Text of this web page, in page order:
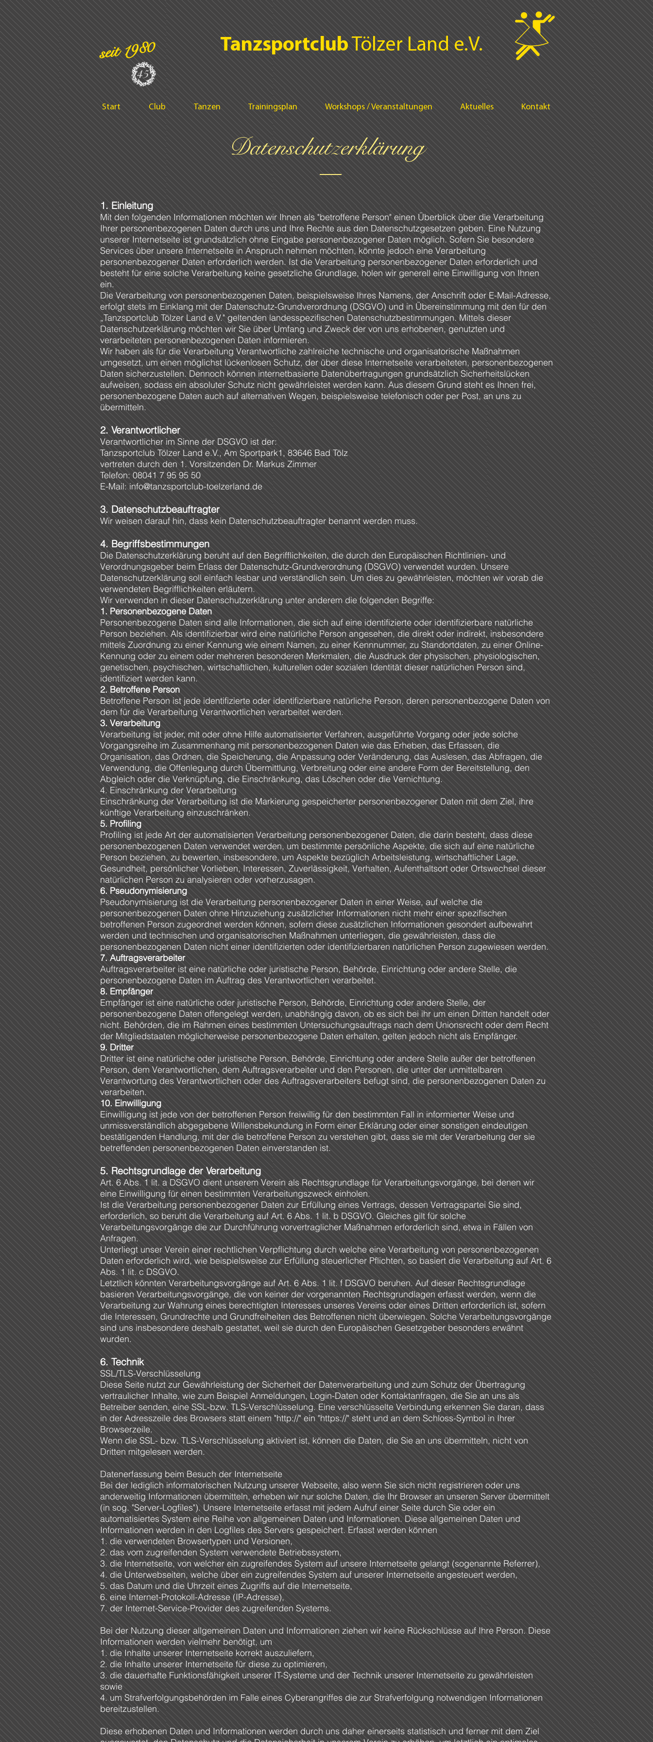
TanzsportclubTölzer Land e.V.
seit 1980
45
Start Club Tanzen Trainingsplan Workshops / Veranstaltungen Aktuelles Kontakt
Datenschutzerklärung
1. Einleitung
Mit den folgenden Informationen möchten wir Ihnen als "betroffene Person" einen Überblick über die Verarbeitung
Ihrer personenbezogenen Daten durch uns und Ihre Rechte aus den Datenschutzgesetzen geben. Eine Nutzung
unserer Internetseite ist grundsätzlich ohne Eingabe personenbezogener Daten möglich. Sofern Sie besondere
Services über unsere Internetseite in Anspruch nehmen möchten, könnte jedoch eine Verarbeitung
personenbezogener Daten erforderlich werden. Ist die Verarbeitung personenbezogener Daten erforderlich und
besteht für eine solche Verarbeitung keine gesetzliche Grundlage, holen wir generell eine Einwilligung von Ihnen
ein.
Die Verarbeitung von personenbezogenen Daten, beispielsweise Ihres Namens, der Anschrift oder E-Mail-Adresse,
erfolgt stets im Einklang mit der Datenschutz-Grundverordnung (DSGVO) und in Übereinstimmung mit den für den
„Tanzsportclub Tölzer Land e.V." geltenden landesspezifischen Datenschutzbestimmungen. Mittels dieser
Datenschutzerklärung möchten wir Sie über Umfang und Zweck der von uns erhobenen, genutzten und
verarbeiteten personenbezogenen Daten informieren.
Wir haben als für die Verarbeitung Verantwortliche zahlreiche technische und organisatorische Maßnahmen
umgesetzt, um einen möglichst lückenlosen Schutz, der über diese Internetseite verarbeiteten, personenbezogenen
Daten sicherzustellen. Dennoch können internetbasierte Datenübertragungen grundsätzlich Sicherheitslücken
aufweisen, sodass ein absoluter Schutz nicht gewährleistet werden kann. Aus diesem Grund steht es Ihnen frei,
personenbezogene Daten auch auf alternativen Wegen, beispielsweise telefonisch oder per Post, an uns zu
übermitteln.
2. Verantwortlicher
Verantwortlicher im Sinne der DSGVO ist der:
Tanzsportclub Tölzer Land e.V., Am Sportpark1, 83646 Bad Tölz
vertreten durch den 1. Vorsitzenden Dr. Markus Zimmer
Telefon: 08041 7 95 95 50
E-Mail:info@tanzsportclub-toelzerland.de
3. Datenschutzbeauftragter
Wir weisen darauf hin, dass kein Datenschutzbeauftragter benannt werden muss.
4. Begriffsbestimmungen
Die Datenschutzerklärung beruht auf den Begrifflichkeiten, die durch den Europäischen Richtlinien- und
Verordnungsgeber beim Erlass der Datenschutz-Grundverordnung (DSGVO) verwendet wurden. Unsere
Datenschutzerklärung soll einfach lesbar und verständlich sein. Um dies zu gewährleisten, möchten wir vorab die
verwendeten Begrifflichkeiten erläutern.
Wir verwenden in dieser Datenschutzerklärung unter anderem die folgenden Begriffe:
1. Personenbezogene Daten
Personenbezogene Daten sind alle Informationen, die sich auf eine identifizierte oder identifizierbare natürliche
Person beziehen. Als identifizierbar wird eine natürliche Person angesehen, die direkt oder indirekt, insbesondere
mittels Zuordnung zu einer Kennung wie einem Namen, zu einer Kennnummer, zu Standortdaten, zu einer Online-
Kennung oder zu einem oder mehreren besonderen Merkmalen, die Ausdruck der physischen, physiologischen,
genetischen, psychischen, wirtschaftlichen, kulturellen oder sozialen Identität dieser natürlichen Person sind,
identifiziert werden kann.
2. Betroffene Person
Betroffene Person ist jede identifizierte oder identifizierbare natürliche Person, deren personenbezogene Daten von
dem für die Verarbeitung Verantwortlichen verarbeitet werden.
3. Verarbeitung
Verarbeitung ist jeder, mit oder ohne Hilfe automatisierter Verfahren, ausgeführte Vorgang oder jede solche
Vorgangsreihe im Zusammenhang mit personenbezogenen Daten wie das Erheben, das Erfassen, die
Organisation, das Ordnen, die Speicherung, die Anpassung oder Veränderung, das Auslesen, das Abfragen, die
Verwendung, die Offenlegung durch Übermittlung, Verbreitung oder eine andere Form der Bereitstellung, den
Abgleich oder die Verknüpfung, die Einschränkung, das Löschen oder die Vernichtung.
4. Einschränkung der Verarbeitung
Einschränkung der Verarbeitung ist die Markierung gespeicherter personenbezogener Daten mit dem Ziel, ihre
künftige Verarbeitung einzuschränken.
5. Profiling
Profiling ist jede Art der automatisierten Verarbeitung personenbezogener Daten, die darin besteht, dass diese
personenbezogenen Daten verwendet werden, um bestimmte persönliche Aspekte, die sich auf eine natürliche
Person beziehen, zu bewerten, insbesondere, um Aspekte bezüglich Arbeitsleistung, wirtschaftlicher Lage,
Gesundheit, persönlicher Vorlieben, Interessen, Zuverlässigkeit, Verhalten, Aufenthaltsort oder Ortswechsel dieser
natürlichen Person zu analysieren oder vorherzusagen.
6. Pseudonymisierung
Pseudonymisierung ist die Verarbeitung personenbezogener Daten in einer Weise, auf welche die
personenbezogenen Daten ohne Hinzuziehung zusätzlicher Informationen nicht mehr einer spezifischen
betroffenen Person zugeordnet werden können, sofern diese zusätzlichen Informationen gesondert aufbewahrt
werden und technischen und organisatorischen Maßnahmen unterliegen, die gewährleisten, dass die
personenbezogenen Daten nicht einer identifizierten oder identifizierbaren natürlichen Person zugewiesen werden.
7. Auftragsverarbeiter
Auftragsverarbeiter ist eine natürliche oder juristische Person, Behörde, Einrichtung oder andere Stelle, die
personenbezogene Daten im Auftrag des Verantwortlichen verarbeitet.
8. Empfänger
Empfänger ist eine natürliche oder juristische Person, Behörde, Einrichtung oder andere Stelle, der
personenbezogene Daten offengelegt werden, unabhängig davon, ob es sich bei ihr um einen Dritten handelt oder
nicht. Behörden, die im Rahmen eines bestimmten Untersuchungsauftrags nach dem Unionsrecht oder dem Recht
der Mitgliedstaaten möglicherweise personenbezogene Daten erhalten, gelten jedoch nicht als Empfänger.
9. Dritter
Dritter ist eine natürliche oder juristische Person, Behörde, Einrichtung oder andere Stelle außer der betroffenen
Person, dem Verantwortlichen, dem Auftragsverarbeiter und den Personen, die unter der unmittelbaren
Verantwortung des Verantwortlichen oder des Auftragsverarbeiters befugt sind, die personenbezogenen Daten zu
verarbeiten.
10. Einwilligung
Einwilligung ist jede von der betroffenen Person freiwillig für den bestimmten Fall in informierter Weise und
unmissverständlich abgegebene Willensbekundung in Form einer Erklärung oder einer sonstigen eindeutigen
bestätigenden Handlung, mit der die betroffene Person zu verstehen gibt, dass sie mit der Verarbeitung der sie
betreffenden personenbezogenen Daten einverstanden ist.
5. Rechtsgrundlage der Verarbeitung
Art. 6 Abs. 1 lit. a DSGVO dient unserem Verein als Rechtsgrundlage für Verarbeitungsvorgänge, bei denen wir
eine Einwilligung für einen bestimmten Verarbeitungszweck einholen.
Ist die Verarbeitung personenbezogener Daten zur Erfüllung eines Vertrags, dessen Vertragspartei Sie sind,
erforderlich, so beruht die Verarbeitung auf Art. 6 Abs. 1 lit. b DSGVO. Gleiches gilt für solche
Verarbeitungsvorgänge die zur Durchführung vorvertraglicher Maßnahmen erforderlich sind, etwa in Fällen von
Anfragen.
Unterliegt unser Verein einer rechtlichen Verpflichtung durch welche eine Verarbeitung von personenbezogenen
Daten erforderlich wird, wie beispielsweise zur Erfüllung steuerlicher Pflichten, so basiert die Verarbeitung auf Art. 6
Abs. 1 lit. c DSGVO.
Letztlich könnten Verarbeitungsvorgänge auf Art. 6 Abs. 1 lit. f DSGVO beruhen. Auf dieser Rechtsgrundlage
basieren Verarbeitungsvorgänge, die von keiner der vorgenannten Rechtsgrundlagen erfasst werden, wenn die
Verarbeitung zur Wahrung eines berechtigten Interesses unseres Vereins oder eines Dritten erforderlich ist, sofern
die Interessen, Grundrechte und Grundfreiheiten des Betroffenen nicht überwiegen. Solche Verarbeitungsvorgänge
sind uns insbesondere deshalb gestattet, weil sie durch den Europäischen Gesetzgeber besonders erwähnt
wurden.
6. Technik
SSL/TLS-Verschlüsselung
Diese Seite nutzt zur Gewährleistung der Sicherheit der Datenverarbeitung und zum Schutz der Übertragung
vertraulicher Inhalte, wie zum Beispiel Anmeldungen, Login-Daten oder Kontaktanfragen, die Sie an uns als
Betreiber senden, eine SSL-bzw. TLS-Verschlüsselung. Eine verschlüsselte Verbindung erkennen Sie daran, dass
in der Adresszeile des Browsers statt einem "http://" ein "https://" steht und an dem Schloss-Symbol in Ihrer
Browserzeile.
Wenn die SSL- bzw. TLS-Verschlüsselung aktiviert ist, können die Daten, die Sie an uns übermitteln, nicht von
Dritten mitgelesen werden.
Datenerfassung beim Besuch der Internetseite
Bei der lediglich informatorischen Nutzung unserer Webseite, also wenn Sie sich nicht registrieren oder uns
anderweitig Informationen übermitteln, erheben wir nur solche Daten, die Ihr Browser an unseren Server übermittelt
(in sog. "Server-Logfiles"). Unsere Internetseite erfasst mit jedem Aufruf einer Seite durch Sie oder ein
automatisiertes System eine Reihe von allgemeinen Daten und Informationen. Diese allgemeinen Daten und
Informationen werden in den Logfiles des Servers gespeichert. Erfasst werden können
1. die verwendeten Browsertypen und Versionen,
2. das vom zugreifenden System verwendete Betriebssystem,
3. die Internetseite, von welcher ein zugreifendes System auf unsere Internetseite gelangt (sogenannte Referrer),
4. die Unterwebseiten, welche über ein zugreifendes System auf unserer Internetseite angesteuert werden,
5. das Datum und die Uhrzeit eines Zugriffs auf die Internetseite,
6. eine Internet-Protokoll-Adresse (IP-Adresse),
7. der Internet-Service-Provider des zugreifenden Systems.
Bei der Nutzung dieser allgemeinen Daten und Informationen ziehen wir keine Rückschlüsse auf Ihre Person. Diese
Informationen werden vielmehr benötigt, um
1. die Inhalte unserer Internetseite korrekt auszuliefern,
2. die Inhalte unserer Internetseite für diese zu optimieren,
3. die dauerhafte Funktionsfähigkeit unserer IT-Systeme und der Technik unserer Internetseite zu gewährleisten
sowie
4. um Strafverfolgungsbehörden im Falle eines Cyberangriffes die zur Strafverfolgung notwendigen Informationen
bereitzustellen.
Diese erhobenen Daten und Informationen werden durch uns daher einerseits statistisch und ferner mit dem Ziel